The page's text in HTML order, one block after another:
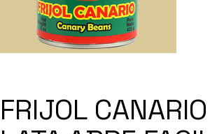
FRIJOL CANARIO